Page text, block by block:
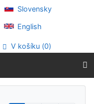
Slovensky
English
V košíku (0)